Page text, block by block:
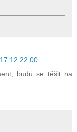
12:22:00
budu se těšit na